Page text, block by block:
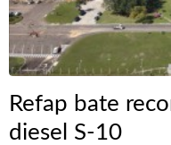
Refap bate
diesel S-10